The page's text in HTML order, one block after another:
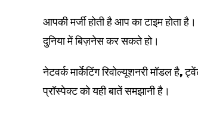
आपकी मर्जी होती है आप का टाइम होता
दुनिया में बिज़नेस कर सकते हो।
नेटवर्क मार्केटिंग रिवोल्यूशनरी मॉडल है,
प्रॉस्पेक्ट को यही बातें समझानी है।